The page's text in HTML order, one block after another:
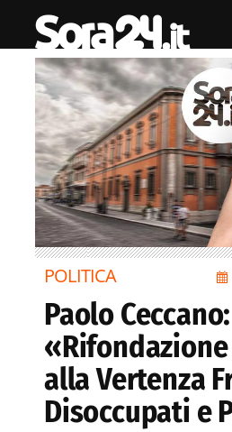
POLITICA
Paolo Ceccano:
alla Vertenza
Disoccupati e